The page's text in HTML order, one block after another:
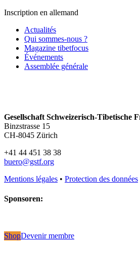
Inscription en allemand
Actualités
Qui sommes-nous ?
Magazine tibetfocus
Événements
Assemblée générale
Gesellschaft Schweizerisch-Tibetische
Binzstrasse 15
CH-8045 Zürich
+41 44 451 38 38
buero@gstf.org
Mentions légales • Protection des données
Sponsoren:
ShopDevenir membre